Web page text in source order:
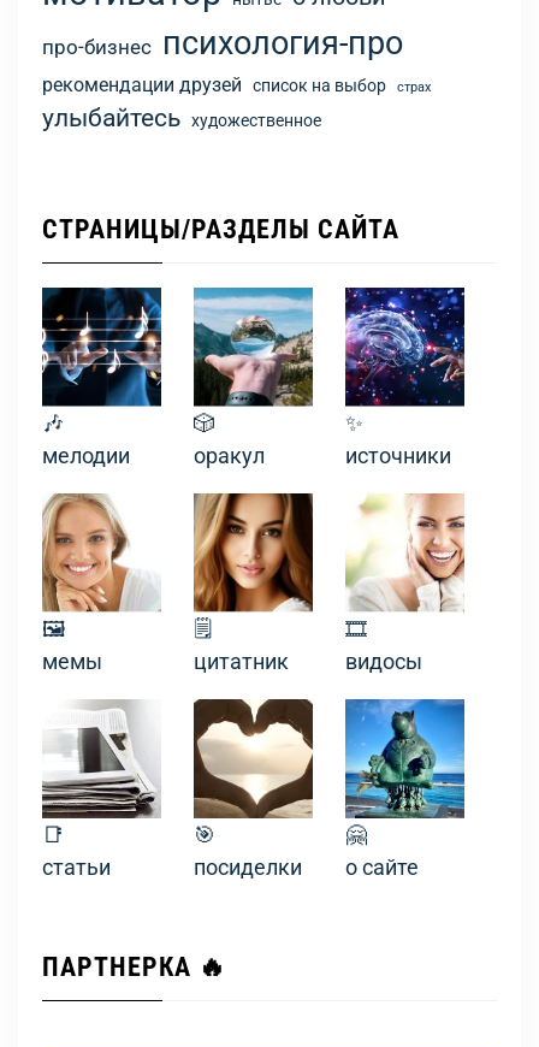
про-бизнес психология-про
рекомендации друзей список на выбор страх
улыбайтесь художественное
СТРАНИЦЫ/РАЗДЕЛЫ САЙТА
🎶
мелодии
🎲
оракул
✨
источники
🖼
мемы
🗒
цитатник
🎞
видосы
📑
статьи
🎯
посиделки
🤗
о сайте
ПАРТНЕРКА 🔥